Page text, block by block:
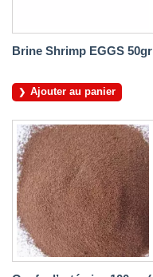
Brine Shrimp EGGS 50gr
Ajouter au panier